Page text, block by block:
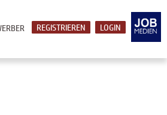
LOGIN
REGISTRIEREN